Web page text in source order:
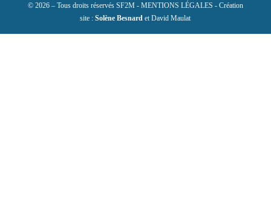
© 2026 – Tous droits réservés SF2M - MENTIONS LÉGALES - Création
site :Solène Besnard et David Maulat